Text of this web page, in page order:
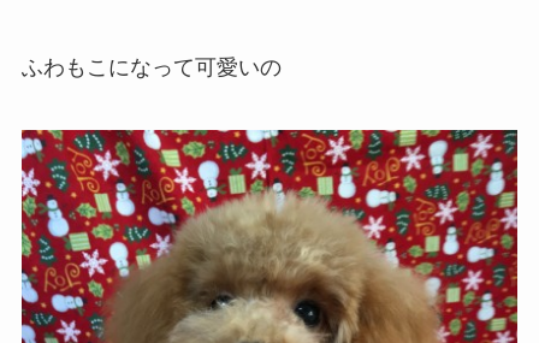
ふわもこになって可愛いの